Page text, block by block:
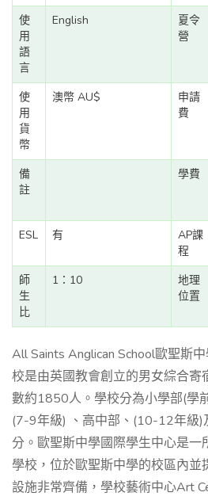
使
用
語
言
English
夏令
營
使
用
貨
幣
澳幣 AU$
申請
費
備
註
學費
ESL
有
AP課
程
師
生
比
1：10
地理
位置
All Saints Anglican School歐聖斯
校是由英國教會創立的男女綜合寄
數約1850人。學校分為小學部(學
(7-9年級) 、高中部、(10-12年級)
分。歐聖斯中學國際學生中心是一
學校，位於歐聖斯中學的校區內並
設施非常齊備，學校藝術中心Art